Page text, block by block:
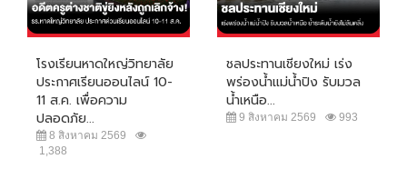
โรงเรียนหาดใหญ่วิทยาลัย
ประกาศเรียนออนไลน์ 10-
11 ส.ค. เพื่อความ
ปลอดภัย...
8 สิงหาคม 2569
1,388
ชลประทานเชียงใหม่ เร่ง
พร่องน้ำแม่น้ำปิง รับมวล
น้ำเหนือ...
9 สิงหาคม 2569 993